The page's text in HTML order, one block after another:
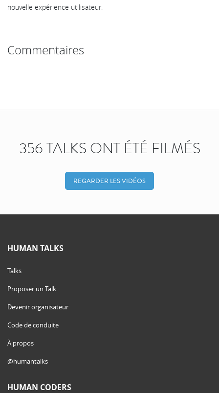
nouvelle expérience utilisateur.
Commentaires
356 TALKS ONT ÉTÉ FILMÉS
REGARDER LES VIDÉOS
HUMAN TALKS
Talks
Proposer un Talk
Devenir organisateur
Code de conduite
À propos
@humantalks
HUMAN CODERS